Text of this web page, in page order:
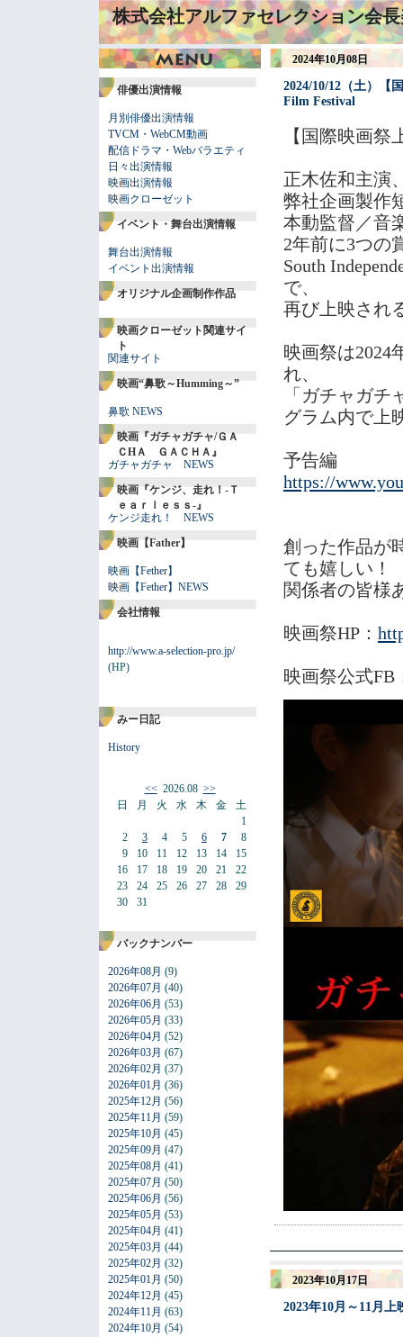
株式会社アルファセレクション会
俳優出演情報
月別俳優出演情報
TVCM・WebCM動画
配信ドラマ・Webバラエティ
日々出演情報
映画出演情報
映画クローゼット
イベント・舞台出演情報
舞台出演情報
イベント出演情報
オリジナル企画制作作品
映画クローゼット関連サイ
ト
関連サイト
映画“鼻歌～Humming～”
鼻歌 NEWS
映画『ガチャガチャ/ＧＡ
ＣHＡ ＧＡＣＨＡ』
ガチャガチャ NEWS
映画『ケンジ、走れ！-Ｔ
ｅａｒｌｅｓｓ-』
ケンジ走れ！ NEWS
映画【Father】
映画【Fether】
映画【Fether】NEWS
会社情報
http://www.a-selection-pro.jp/
(HP)
みー日記
History
<<2026.08 >>
日
2
9
16
23
30
月
3
10
17
24
31
火
4
11
18
25
水
5
12
19
26
木
6
13
20
27
金
7
14
21
28
土
1
8
15
22
29
バックナンバー
2026年08月 (9)
2026年07月 (40)
2026年06月 (53)
2026年05月 (33)
2026年04月 (52)
2026年03月 (67)
2026年02月 (37)
2026年01月 (36)
2025年12月 (56)
2025年11月 (59)
2025年10月 (45)
2025年09月 (47)
2025年08月 (41)
2025年07月 (50)
2025年06月 (56)
2025年05月 (53)
2025年04月 (41)
2025年03月 (44)
2025年02月 (32)
2025年01月 (50)
2024年12月 (45)
2024年11月 (63)
2024年10月 (54)
2024年10月08日
2024/10/12（土）【
Film Festival
【国際映画祭
正木佐和主演
弊社企画製作
本動監督／音
2年前に3つの
South
で、
再び上映され
映画祭は2024
れ、
「ガチャガチ
グラム内で上
予告編
https://
創った作品が
ても嬉しい！
関係者の皆様
映画祭HP：
映画祭公式FB
2023年10月17日
2023年10月～11月